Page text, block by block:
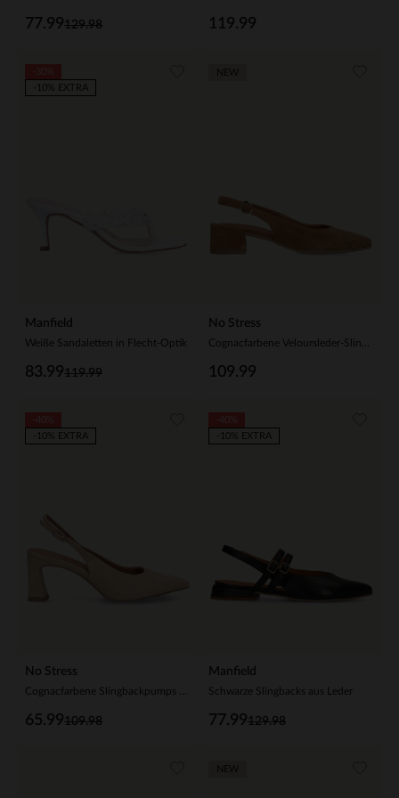
129.98
77.99 119.99
Manfield
Weiße Sandaletten in Flecht-Optik
119.99
83.99
-10% EXTRA
No Stress
109.99
No Stress
109.98
65.99
-10% EXTRA
Manfield
Schwarze Slingbacks aus Leder
129.98
77.99
-10% EXTRA